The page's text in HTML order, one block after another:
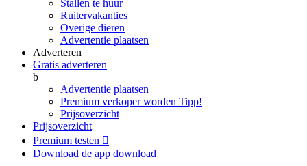
Stallen te huur
Ruitervakanties
Overige dieren
Advertentie plaatsen
Adverteren
Gratis adverteren
b
Advertentie plaatsen
Premium verkoper worden Tipp!
Prijsoverzicht
Prijsoverzicht
Premium testen 
Download de app download